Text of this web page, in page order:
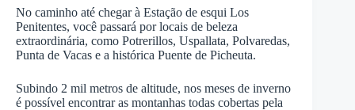
No caminho até chegar à Estação de esqui Los
Penitentes, você passará por locais de beleza
extraordinária, como Potrerillos, Uspallata, Polvaredas,
Punta de Vacas e a histórica Puente de Picheuta.
Subindo 2 mil metros de altitude, nos meses de inverno
é possível encontrar as montanhas todas cobertas pela